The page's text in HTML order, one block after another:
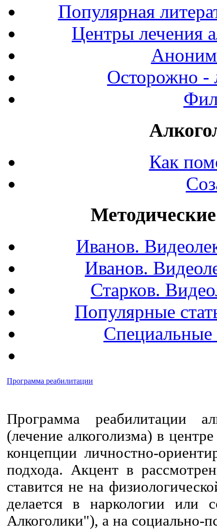
Популярная
Центры лечения
Осторожно -
Как
Иванов.
Иванов.
Старков.
Популярные
Программа реабилитации
Программа реабилитации
(лечение алкоголизма) в
концепции личностно-
подхода. Акцент в
ставится не на
делается в наркологии или
Алкоголики"), а на социально-